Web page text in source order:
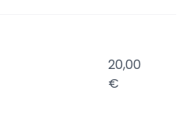
20,00
€